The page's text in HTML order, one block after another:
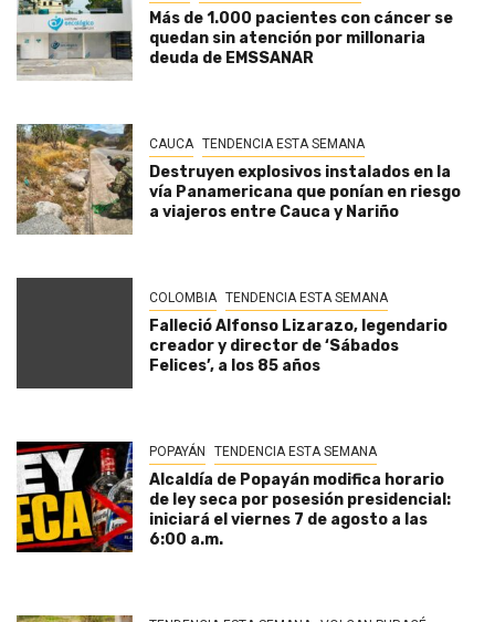
Más de 1.000 pacientes con cáncer se
quedan sin atención por millonaria
deuda de EMSSANAR
CAUCA TENDENCIA ESTA SEMANA
Destruyen explosivos instalados en la
vía Panamericana que ponían en riesgo
a viajeros entre Cauca y Nariño
COLOMBIA TENDENCIA ESTA SEMANA
Falleció Alfonso Lizarazo, legendario
creador y director de ‘Sábados
Felices’, a los 85 años
POPAYÁN TENDENCIA ESTA SEMANA
Alcaldía de Popayán modifica horario
de ley seca por posesión presidencial:
iniciará el viernes 7 de agosto a las
6:00 a.m.